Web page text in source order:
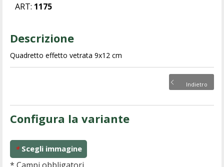
ART: 1175
Descrizione
Quadretto effetto vetrata 9x12 cm
Indietro
Configura la variante
* Scegli immagine